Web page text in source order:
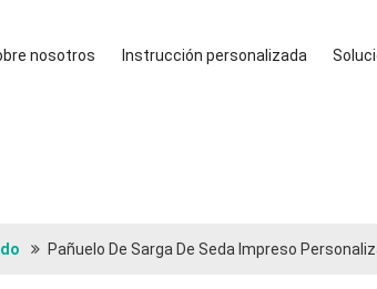
nosotros Instrucción personalizada
Pañuelo De Sarga De Seda Impreso